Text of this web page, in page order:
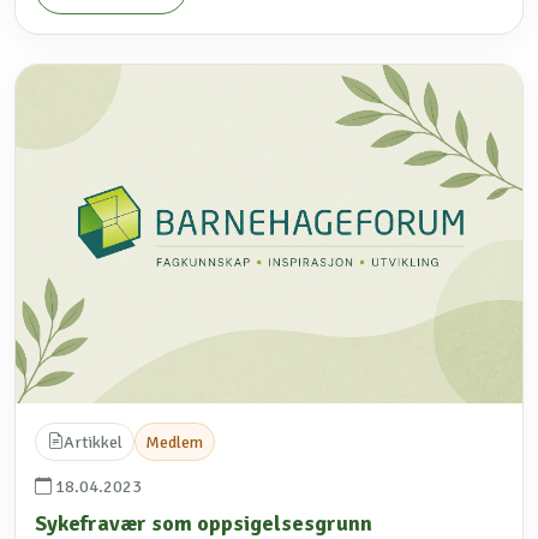
Artikkel Medlem
18.04.2023
Sykefravær som oppsigelsesgrunn